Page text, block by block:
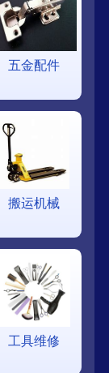
五金配件
搬运机械
工具维修